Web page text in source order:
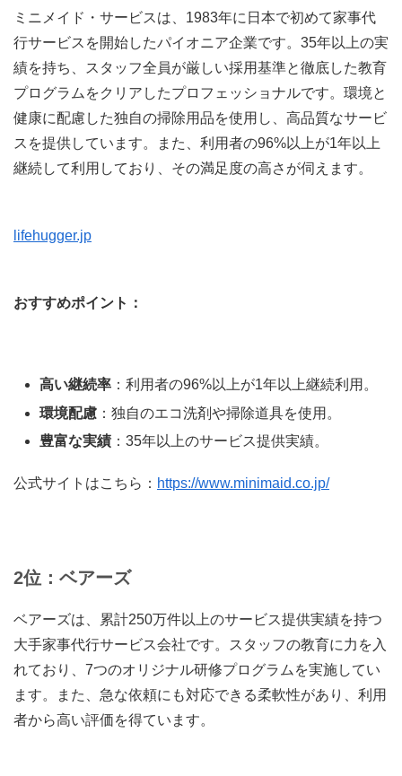
ミニメイド・サービスは、1983年に日本で初めて家事代
行サービスを開始したパイオニア企業です。35年以上の実
績を持ち、スタッフ全員が厳しい採用基準と徹底した教育
プログラムをクリアしたプロフェッショナルです。環境と
健康に配慮した独自の掃除用品を使用し、高品質なサービ
スを提供しています。また、利用者の96%以上が1年以上
継続して利用しており、その満足度の高さが伺えます。
lifehugger.jp
おすすめポイント：
高い継続率 ：利用者の96%以上が1年以上継続利用。
環境配慮 ：独自のエコ洗剤や掃除道具を使用。
豊富な実績 ：35年以上のサービス提供実績。
公式サイトはこちら： https://www.minimaid.co.jp/
2位：ベアーズ
ベアーズは、累計250万件以上のサービス提供実績を持つ
大手家事代行サービス会社です。スタッフの教育に力を入
れており、7つのオリジナル研修プログラムを実施してい
ます。また、急な依頼にも対応できる柔軟性があり、利用
者から高い評価を得ています。